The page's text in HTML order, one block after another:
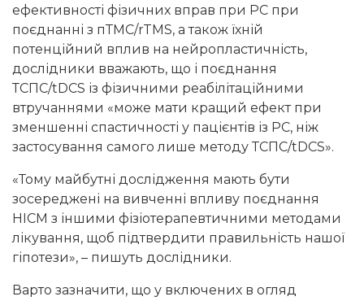
ефективності фізичних вправ при РС при
поєднанні з пТМС/rTMS, а також їхній
потенційний вплив на нейропластичність,
дослідники вважають, що і поєднання
ТСПС/tDCS із фізичними реабілітаційними
втручаннями «може мати кращий ефект при
зменшенні спастичності у пацієнтів із РС, ніж
застосування самого лише методу ТСПС/tDCS».
«Тому майбутні дослідження мають бути
зосереджені на вивченні впливу поєднання
НІСМ з іншими фізіотерапевтичними методами
лікування, щоб підтвердити правильність нашої
гіпотези», – пишуть дослідники.
Варто зазначити, що у включених в огляд